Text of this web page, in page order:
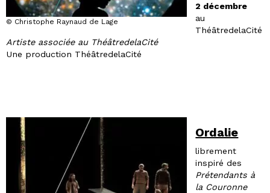
© Christophe Raynaud de Lage
2 décembre
au
ThéâtredelaCité
Artiste associée au ThéâtredelaCité
Une production ThéâtredelaCité
Ordalie
librement
inspiré des
Prétendants à
la Couronne